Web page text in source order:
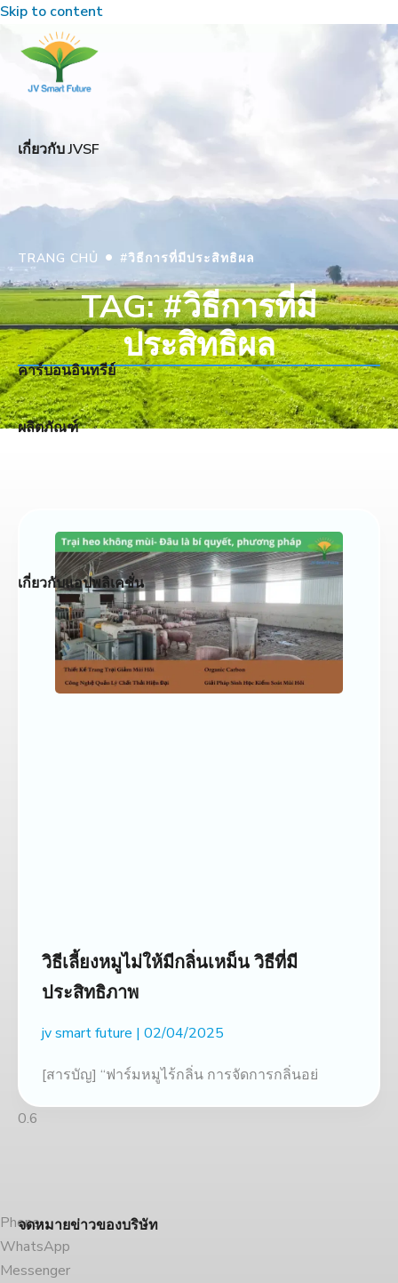
Skip to content
เกี่ยวกับ JVSF
คาร์บอนอินทรีย์
ผลิตภัณฑ์
เกี่ยวกับแอปพลิเคชั่น
จดหมายข่าวของบริษัท
TRANG CHỦ • #วิธีการที่มีประสิทธิผล
TAG: #วิธีการที่มี
ประสิทธิผล
วิธีเลี้ยงหมูไม่ให้มีกลิ่นเหม็น วิธีที่มี
ประสิทธิภาพ
jv smart future 02/04/2025
[สารบัญ] “ฟาร์มหมูไร้กลิ่น การจัดการกลิ่นอย่
Phone
WhatsApp
Messenger